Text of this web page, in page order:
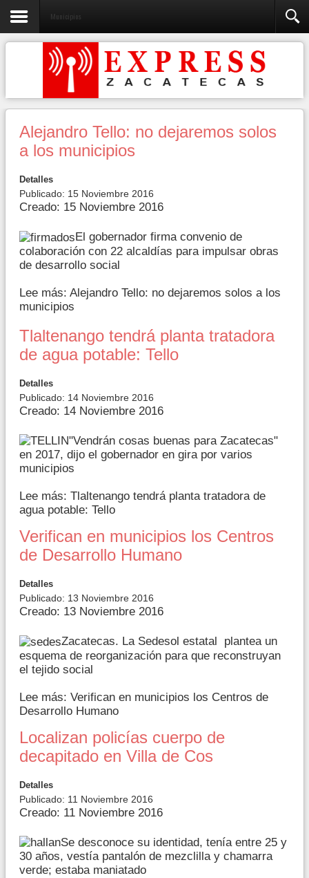
Municipios
Alejandro Tello: no dejaremos solos
a los municipios
Detalles
Publicado: 15 Noviembre 2016
Creado: 15 Noviembre 2016
El gobernador firma convenio de
colaboración con 22 alcaldías para impulsar obras
de desarrollo social
Lee más: Alejandro Tello: no dejaremos solos a los
municipios
Tlaltenango tendrá planta tratadora
de agua potable: Tello
Detalles
Publicado: 14 Noviembre 2016
Creado: 14 Noviembre 2016
"Vendrán cosas buenas para Zacatecas"
en 2017, dijo el gobernador en gira por varios
municipios
Lee más: Tlaltenango tendrá planta tratadora de
agua potable: Tello
Verifican en municipios los Centros
de Desarrollo Humano
Detalles
Publicado: 13 Noviembre 2016
Creado: 13 Noviembre 2016
Zacatecas. La Sedesol estatal plantea un
esquema de reorganización para que reconstruyan
el tejido social
Lee más: Verifican en municipios los Centros de
Desarrollo Humano
Localizan policías cuerpo de
decapitado en Villa de Cos
Detalles
Publicado: 11 Noviembre 2016
Creado: 11 Noviembre 2016
Se desconoce su identidad, tenía entre 25 y
30 años, vestía pantalón de mezclilla y chamarra
verde; estaba maniatado